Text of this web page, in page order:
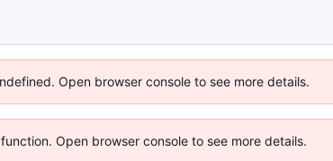
Open browser console to see more details.
Open browser console to see more details.